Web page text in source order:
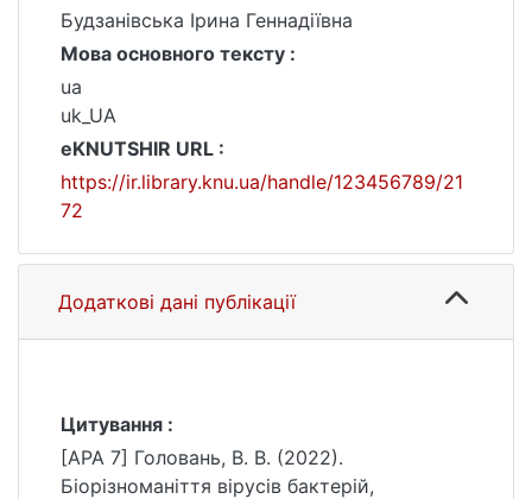
Будзанівська Ірина Геннадіївна
Мова основного тексту :
ua
uk_UA
eKNUTSHIR URL :
https://ir.library.knu.ua/handle/123456789/21
72
Додаткові дані публікації
Цитування :
[APA 7] Головань, В. В. (2022).
Біорізноманіття вірусів бактерій,